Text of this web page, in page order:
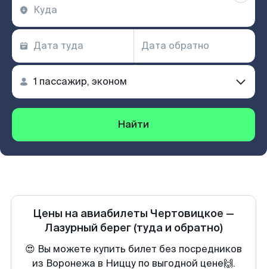
Найти
Цены на авиабилеты Чертовицкое —
Лазурный берег (туда и обратно)
😍 Вы можете купить билет без посредников
из Воронежа в Ниццу по выгодной цене🙌.